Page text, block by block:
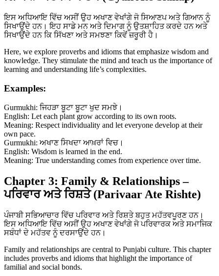
ਇਸ ਅਧਿਆਇ ਵਿੱਚ ਅਸੀਂ ਉਹ ਅਖਾਣ ਵੇਖਾਂਗੇ ਜੋ ਸਿਆਣਪ ਅਤੇ ਗਿਆਨ ਨੂੰ
ਸਿਖਾਉਂਦੇ ਹਨ। ਇਹ ਸਾਡੇ ਮਨ ਅਤੇ ਦਿਮਾਗ ਨੂੰ ਉਤਸ਼ਾਹਿਤ ਕਰਦੇ ਹਨ ਅਤੇ
ਸਿਖਾਉਂਦੇ ਹਨ ਕਿ ਸਿੱਖਣਾ ਅਤੇ ਸਮਝਣਾ ਕਿਵੇਂ ਜ਼ਰੂਰੀ ਹੈ।
Here, we explore proverbs and idioms that emphasize wisdom and
knowledge. They stimulate the mind and teach us the importance of
learning and understanding life’s complexities.
Examples:
Gurmukhi: ਜਿਹੜਾ ਬੂਟਾ ਬੂਟਾ ਖੁਦ ਸਮਝੇ।
English: Let each plant grow according to its own roots.
Meaning: Respect individuality and let everyone develop at their
own pace.
Gurmukhi: ਅਖਾਣ ਸਿਖਦਾ ਆਖ਼ਰਾਂ ਵਿਚ।
English: Wisdom is learned in the end.
Meaning: True understanding comes from experience over time.
Chapter 3: Family & Relationships –
ਪਰਿਵਾਰ ਅਤੇ ਰਿਸ਼ਤੇ (Parivaar Ate Rishte)
ਪੰਜਾਬੀ ਸਭਿਆਚਾਰ ਵਿੱਚ ਪਰਿਵਾਰ ਅਤੇ ਰਿਸ਼ਤੇ ਬਹੁਤ ਮਹੱਤਵਪੂਰਣ ਹਨ।
ਇਸ ਅਧਿਆਇ ਵਿੱਚ ਅਸੀਂ ਉਹ ਅਖਾਣ ਵੇਖਾਂਗੇ ਜੋ ਪਰਿਵਾਰਕ ਅਤੇ ਸਮਾਜਿਕ
ਸਬੰਧਾਂ ਦੇ ਮਹੱਤਵ ਨੂੰ ਦਰਸਾਉਂਦੇ ਹਨ।
Family and relationships are central to Punjabi culture. This chapter
includes proverbs and idioms that highlight the importance of
familial and social bonds.